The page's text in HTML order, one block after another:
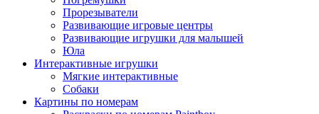
Прорезыватели
Развивающие игровые центры
Развивающие игрушки для малышей
Юла
Интерактивные игрушки
Мягкие интерактивные
Собаки
Картины по номерам